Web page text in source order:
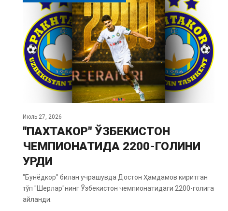
Июль 27, 2026
"ПАХТАКОР" ЎЗБЕКИСТОН
ЧЕМПИОНАТИДА 2200-ГОЛИНИ
УРДИ
"Бунёдкор" билан учрашувда Достон Ҳамдамов киритган
тўп "Шерлар"нинг Ўзбекистон чемпионатидаги 2200-голига
айланди.